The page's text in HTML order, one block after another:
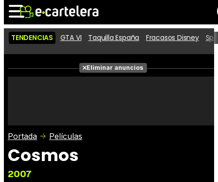
Noticias Cartelera
Películas
Críticas
TENDENCIAS GTA VI Taquilla España Fracasos Disney
Eliminar anuncios
Portada Películas
Cosmos
2007